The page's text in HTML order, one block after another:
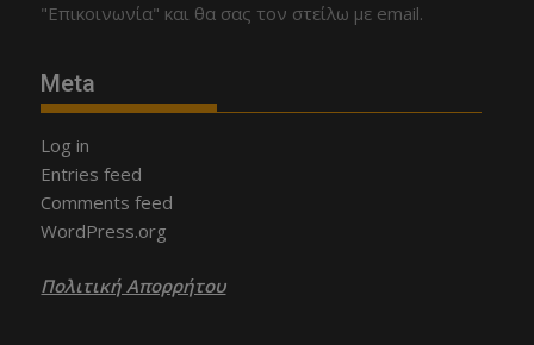
"Επικοινωνία" και θα σας τον στείλω με email.
Meta
Log in
Entries feed
Comments feed
WordPress.org
Πολιτική Απορρήτου